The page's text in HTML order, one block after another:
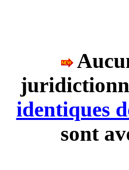
identiques
sont